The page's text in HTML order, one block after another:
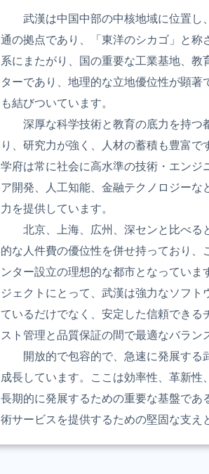
武漢は中国中部の中核地域に位置し
通の拠点であり、「東洋のシカゴ」と
系にまたがり、国の重要な工業基地、
ターであり、地理的な立地優位性が顕
も結びついています。
深厚な科学技術と教育の底力を持つ
り、研究力が強く、人材の蓄積も豊富
学府は常に社会に高水準の技術・エンジ
ア開発、人工知能、金融テクノロジー
力を提供しています。
北京、上海、広州、深センと比べる
的な人件費の優位性を併せ持っており
ンター設立の理想的な都市となってい
ジェクトにとって、武漢は強力なソフト
ているだけでなく、安定した信頼できる
スト管理と品質保証の間で最適なバラン
開放的で包容的で、急速に発展す
成長しています。ここは効率性、革新
長期的に発展するための重要な基盤で
術サービスを提供するための堅固な支え